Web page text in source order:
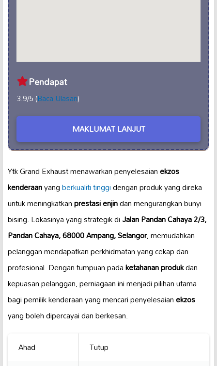
Pendapat
3.9/5 (Baca Ulasan)
MAKLUMAT LANJUT
Ytk Grand Exhaust menawarkan penyelesaianekzos
kenderaanyangberkualiti tinggidengan produk yang direka
untuk meningkatkanprestasi enjindan mengurangkan bunyi
bising. Lokasinya yang strategik diJalan Pandan Cahaya 2/3,
Pandan Cahaya, 68000 Ampang, Selangor, memudahkan
pelanggan mendapatkan perkhidmatan yang cekap dan
profesional. Dengan tumpuan padaketahanan produkdan
kepuasan pelanggan, perniagaan ini menjadi pilihan utama
bagi pemilik kenderaan yang mencari penyelesaianekzos
yang boleh dipercayai dan berkesan.
Ahad Tutup